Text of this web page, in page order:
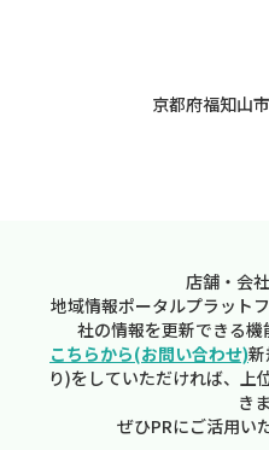
京都府福知山
店舗・会
地域情報ポータルプラット
社の情報を更新できる機
こちらから(お問い合わせ)
り)をしていただければ、上
き
ぜひPRにご活用い